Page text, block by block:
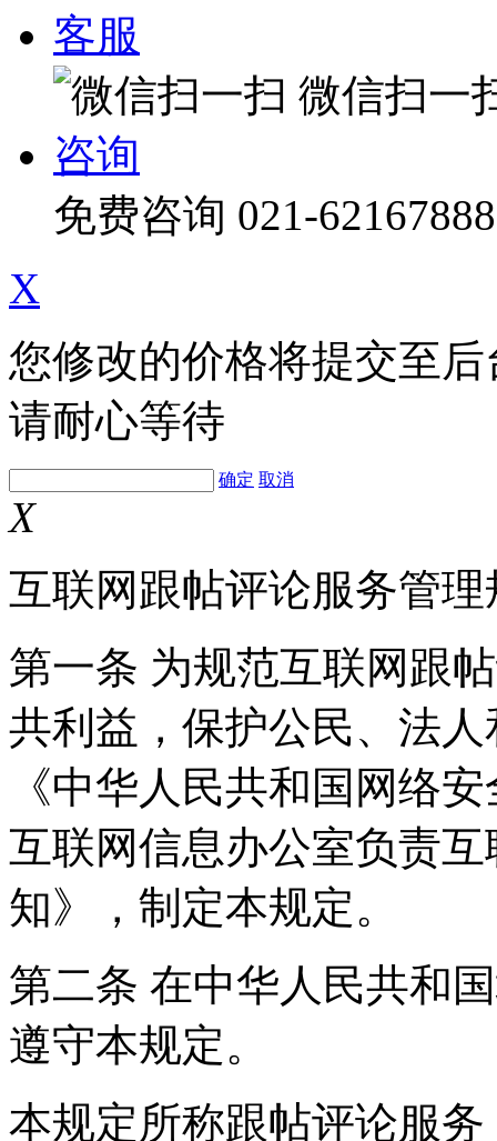
客服
微信扫一
咨询
免费咨询 021-62167888
X
您修改的价格将提交至
请耐心等待
确定 取消
X
互联网跟帖评论服务管理
第一条 为规范互联网跟
共利益，保护公民、法
《中华人民共和国网络
互联网信息办公室负责
知》，制定本规定。
第二条 在中华人民共和
遵守本规定。
本规定所称跟帖评论服